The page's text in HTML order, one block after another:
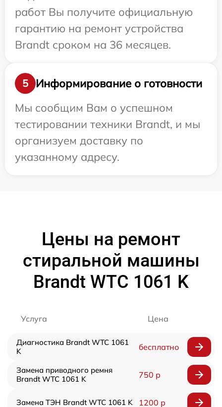
работ Вы получите официальную
гарантию на ремонт устройства
Brandt сроком на 36 месяцев.
5
Информирование о готовности
Мы сообщим Вам о успешном
тестировании техники Brandt, и мы
организуем доставку по
указанному адресу.
Цены на ремонт
стиральной машины
Brandt WTC 1061 K
Услуга Цена
Диагностика Brandt WTC 1061
K
бесплатно
Замена приводного ремня
Brandt WTC 1061 K
750 р
Замена ТЭН Brandt WTC 1061 K 1200 р